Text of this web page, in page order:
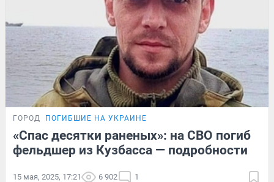
ГОРОД ПОГИБШИЕ НА УКРАИНЕ
«Спас десятки раненых»: на СВО погиб
фельдшер из Кузбасса — подробности
15 мая, 2025, 17:21 6 902 1